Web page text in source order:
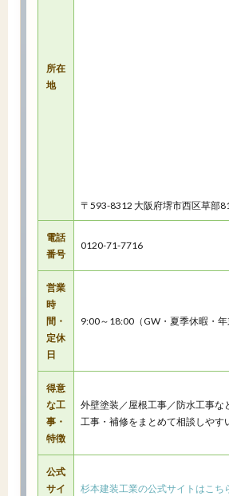
所在
地
〒593-8312 大阪府堺市西区草部
電話
番号
0120-71-7716
営業
時
間・
定休
日
9:00～18:00（GW・夏季休暇・年
得意
な工
事・
特徴
外壁塗装／屋根工事／防水工事な
工事・補修をまとめて相談しやす
公式
サイ
杉本建装工業の公式サイトはこち